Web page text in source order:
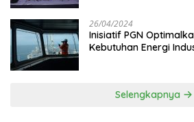
26/04/2024
Inisiatif PGN
Kebutuhan Energi
Selengkapnya